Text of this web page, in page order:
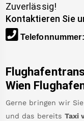
Zuverlässig!
Kontaktieren Sie
Telefonnummer:
Wien
Gerne bringen wir
und das bereits Taxi